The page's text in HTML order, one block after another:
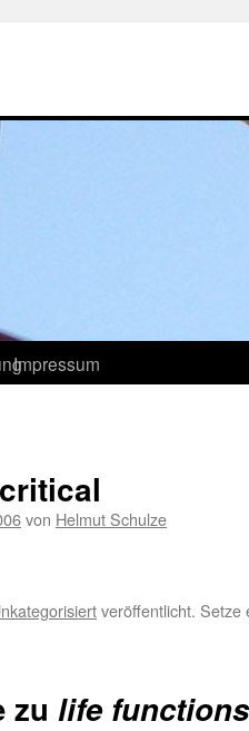
Impressum
von Helmut Schulze
veröffentlicht.
zu life